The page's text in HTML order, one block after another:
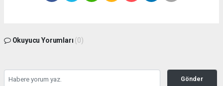
Okuyucu Yorumları (0)
Gönder